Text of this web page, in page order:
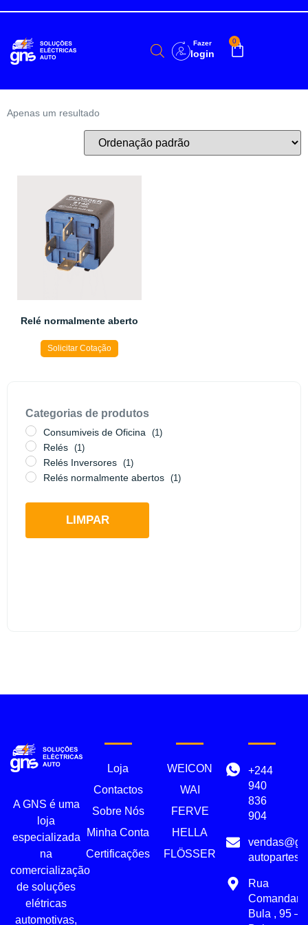
Fazer
login
0
Categorias de produtos
Consumiveis de Oficina (1)
Relés (1)
Relés Inversores (1)
Relés normalmente abertos (1)
LIMPAR
Apenas um resultado
Relé normalmente aberto
Solicitar Cotação
A GNS é uma
loja
especializada
na
comercialização
de soluções
elétricas
automotivas,
Loja
Contactos
Sobre Nós
Minha Conta
Certificações
WEICON
WAI
FERVE
HELLA
FLÖSSER
+244
940
836
904
Rua
Bula , 95 –